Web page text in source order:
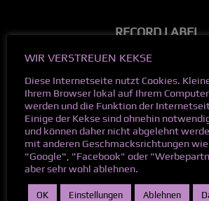
RECORD LABEL
71642
metalapolis.com
WIR VERSTREUEN KEKSE
Diese Internetseite nutzt Cookies.
Ihrem Browser lokal auf Ihrem
werden und die Funktion der
Einige der Kekse sind ohnehin
und können daher nicht abgelehnt
mit anderen Geschmacksrichtungen
"Google", "Facebook" oder
aber sehr wohl ablehnen.
OK Einstellungen Ablehnen